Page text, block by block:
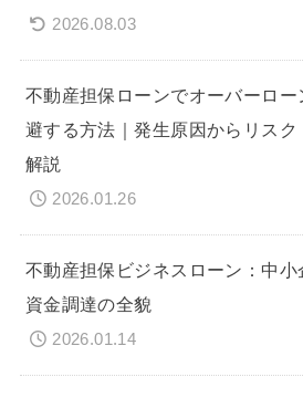
2026.08.03
不動産担保ローンでオーバーロー
避する方法｜発生原因からリスク
解説
2026.01.26
不動産担保ビジネスローン：中小
資金調達の全貌
2026.01.14